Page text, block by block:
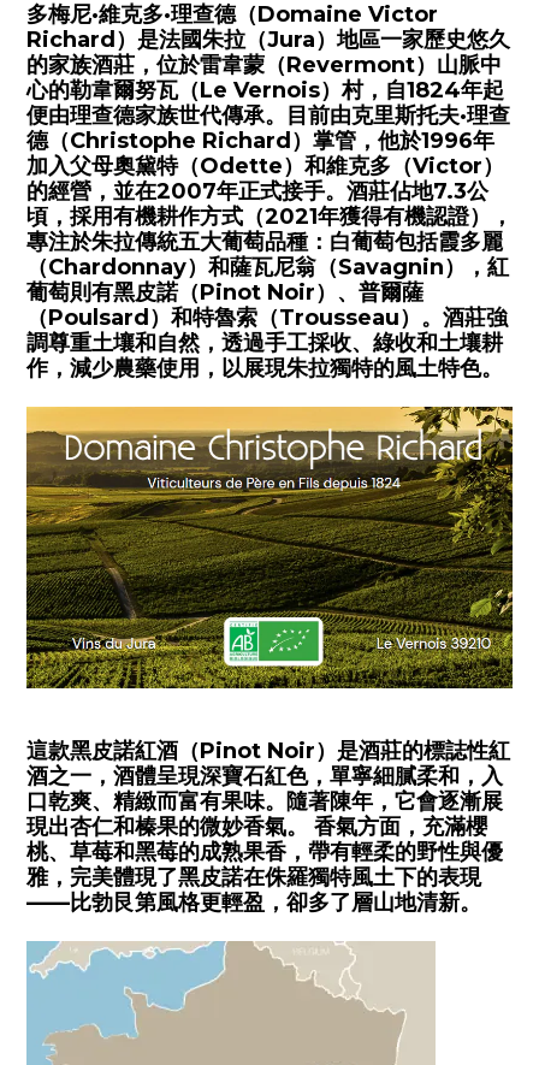
多梅尼·維克多·理查德（Domaine Victor
Richard）是法國朱拉（Jura）地區一家歷史悠久
的家族酒莊，位於雷韋蒙（Revermont）山脈中
心的勒韋爾努瓦（Le Vernois）村，自1824年起
便由理查德家族世代傳承。目前由克里斯托夫·理查
德（Christophe Richard）掌管，他於1996年
加入父母奧黛特（Odette）和維克多（Victor）
的經營，並在2007年正式接手。酒莊佔地7.3公
頃，採用有機耕作方式（2021年獲得有機認證），
專注於朱拉傳統五大葡萄品種：白葡萄包括霞多麗
（Chardonnay）和薩瓦尼翁（Savagnin），紅
葡萄則有黑皮諾（Pinot Noir）、普爾薩
（Poulsard）和特魯索（Trousseau）。酒莊強
調尊重土壤和自然，透過手工採收、綠收和土壤耕
作，減少農藥使用，以展現朱拉獨特的風土特色。
這款黑皮諾紅酒（Pinot Noir）是酒莊的標誌性紅
酒之一，酒體呈現深寶石紅色，單寧細膩柔和，入
口乾爽、精緻而富有果味。隨著陳年，它會逐漸展
現出杏仁和榛果的微妙香氣。 香氣方面，充滿櫻
桃、草莓和黑莓的成熟果香，帶有輕柔的野性與優
雅，完美體現了黑皮諾在侏羅獨特風土下的表現
——比勃艮第風格更輕盈，卻多了層山地清新。